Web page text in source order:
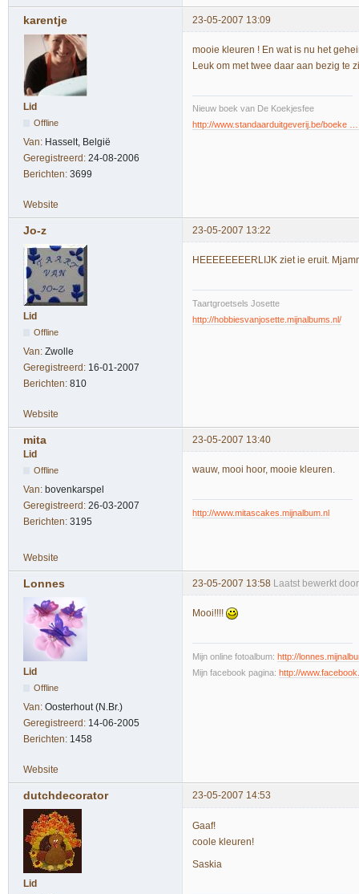
karentje 23-05-2007 13:09
Lid
Offline
Van: Hasselt, België
Geregistreerd: 24-08-2006
Berichten: 3699
mooie kleuren ! En wat is nu het
Leuk om met twee daar aan bezig te
Nieuw boek van De Koekjesfee
http://www.standaarduitgeverij.be/boeke
Website
Jo-z 23-05-2007 13:22
Lid
Offline
Van: Zwolle
Geregistreerd: 16-01-2007
Berichten: 810
HEEEEEEEERLIJK ziet ie eruit.
Taartgroetsels Josette
http://hobbiesvanjosette.mijnalbums.nl/
Website
mita
23-05-2007 13:40
Lid
Offline
Van: bovenkarspel
Geregistreerd: 26-03-2007
Berichten: 3195
wauw, mooi hoor, mooie kleuren.
http://www.mitascakes.mijnalbum.nl
Website
Lonnes 23-05-2007 13:58 Laatst bewerkt
Lid
Offline
Van: Oosterhout (N.Br.)
Geregistreerd: 14-06-2005
Berichten: 1458
Mooi!!!!
Mijn online fotoalbum: http://
Mijn facebook pagina: http://
Website
dutchdecorator 23-05-2007 14:53
Lid
Gaaf!
coole kleuren!
Saskia